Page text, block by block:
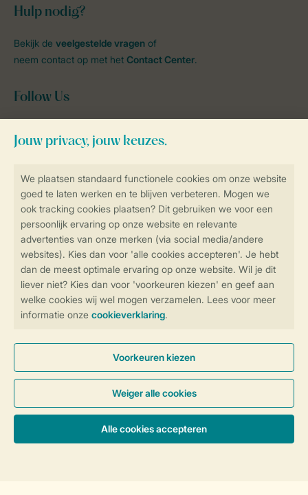
Controle over jouw gegevens &
privacy
Instellingen wijzigen
Veilig en snel online boeken
Veilige gegevensoverdracht
Veilige betaling
Hulp nodig?
Bekijk de veelgestelde vragen of
neem contact op met het Contact Center.
Follow Us
Blijf op de hoogte